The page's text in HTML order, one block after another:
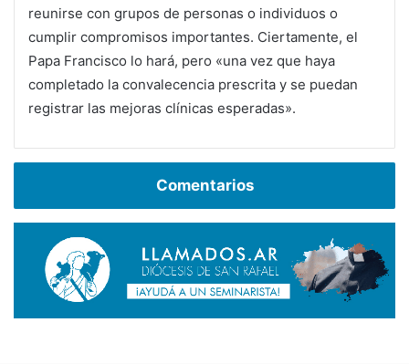
reunirse con grupos de personas o individuos o
cumplir compromisos importantes. Ciertamente, el
Papa Francisco lo hará, pero «una vez que haya
completado la convalecencia prescrita y se puedan
registrar las mejoras clínicas esperadas».
Comentarios